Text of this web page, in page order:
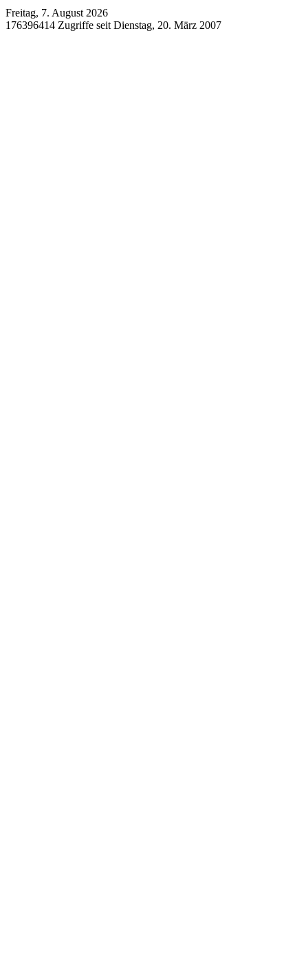
Freitag, 7. August 2026
176396414 Zugriffe seit Dienstag, 20. März 2007